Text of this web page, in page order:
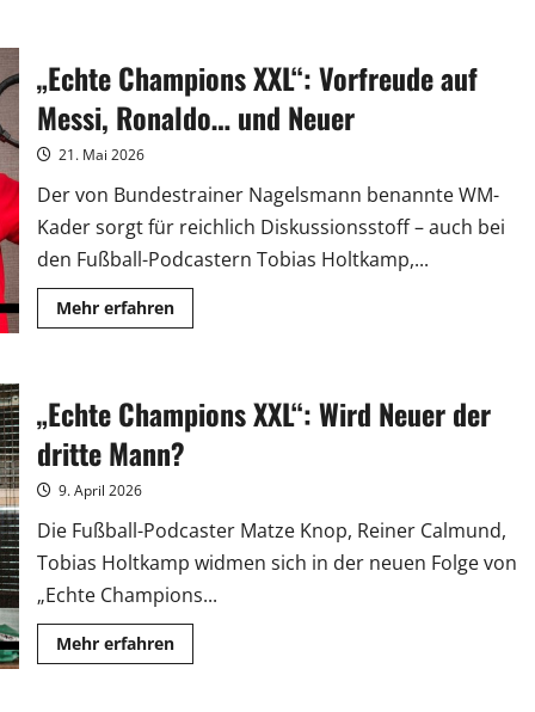
die
echten
Champions
eröffnen
das
„Echte Champions XXL“: Vorfreude auf
Messi, Ronaldo… und Neuer
21. Mai 2026
Der von Bundestrainer Nagelsmann benannte WM-
Kader sorgt für reichlich Diskussionsstoff – auch bei
den Fußball-Podcastern Tobias Holtkamp,...
Mehr erfahrenMehr
Informationen
Vorfreude
auf
Messi,
Ronaldo…
und
„Echte Champions XXL“: Wird Neuer der
dritte Mann?
9. April 2026
Die Fußball-Podcaster Matze Knop, Reiner Calmund,
Tobias Holtkamp widmen sich in der neuen Folge von
„Echte Champions...
Mehr erfahrenMehr
Informationen